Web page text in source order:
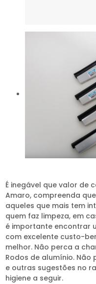
É inegável que valor de
Amaro, compreenda
aqueles que mais tem
quem faz limpeza, em
é importante encontrar
com excelente custo-
melhor. Não perca a
Rodos de alumínio.
e outras sugestões no
higiene a seguir.